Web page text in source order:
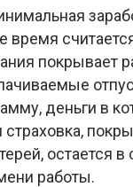
время
покрывает
деньги в
остается в
работы.